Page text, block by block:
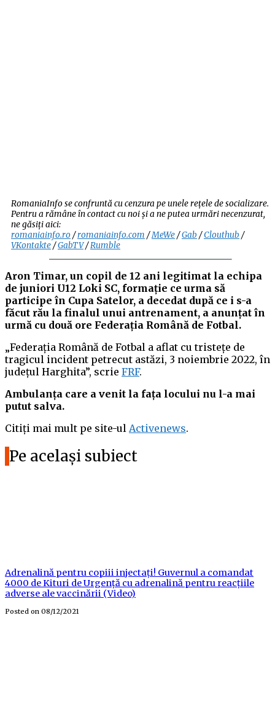
RomaniaInfo se confruntă cu cenzura pe unele rețele de socializare.
Pentru a rămâne în contact cu noi și a ne putea urmări necenzurat,
ne găsiți aici:
romaniainfo.ro/romaniainfo.com /MeWe/Gab /Clouthub /
VKontakte/GabTV/Rumble
Aron Timar, un copil de 12 ani legitimat la echipa
de juniori U12 Loki SC, formație ce urma să
participe în Cupa Satelor, a decedat după ce i s-a
făcut rău la finalul unui antrenament, a anunțat în
urmă cu două ore Federația Română de Fotbal.
„Federația Română de Fotbal a aflat cu tristețe de
tragicul incident petrecut astăzi, 3 noiembrie 2022, în
județul Harghita”, scrie FRF.
Ambulanța care a venit la fața locului nu l-a mai
putut salva.
Citiți mai mult pe site-ul Activenews.
Pe același subiect
Adrenalină pentru copiii injectați! Guvernul a comandat
4000 de Kituri de Urgență cu adrenalină pentru reacțiile
adverse ale vaccinării (Video)
Posted on 08/12/2021